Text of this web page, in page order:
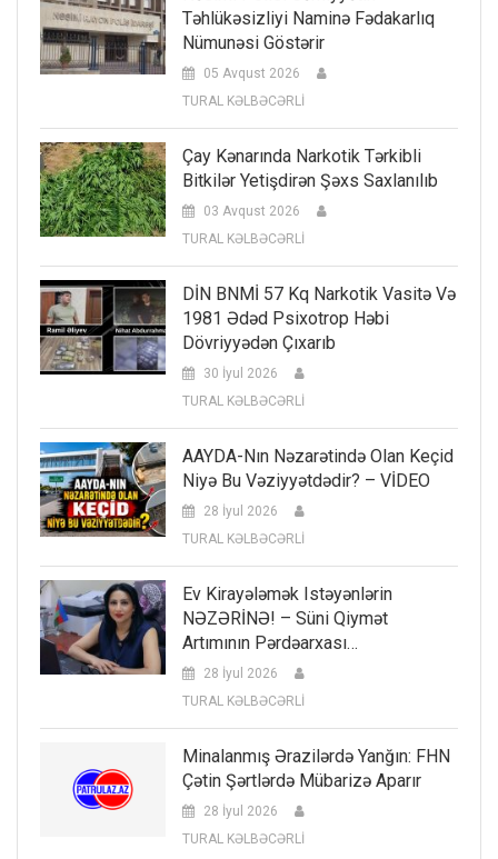
Təhlükəsizliyi Naminə Fədakarlıq
Nümunəsi Göstərir
05 Avqust 2026
TURAL KƏLBƏCƏRLİ
Çay Kənarında Narkotik Tərkibli
Bitkilər Yetişdirən Şəxs Saxlanılıb
03 Avqust 2026
TURAL KƏLBƏCƏRLİ
DİN BNMİ 57 Kq Narkotik Vasitə Və
1981 Ədəd Psixotrop Həbi
Dövriyyədən Çıxarıb
30 İyul 2026
TURAL KƏLBƏCƏRLİ
AAYDA-Nın Nəzarətində Olan Keçid
Niyə Bu Vəziyyətdədir? – VİDEO
28 İyul 2026
TURAL KƏLBƏCƏRLİ
Ev Kirayələmək Istəyənlərin
NƏZƏRİNƏ! – Süni Qiymət
Artımının Pərdəarxası…
28 İyul 2026
TURAL KƏLBƏCƏRLİ
Minalanmış Ərazilərdə Yanğın: FHN
Çətin Şərtlərdə Mübarizə Aparır
28 İyul 2026
TURAL KƏLBƏCƏRLİ